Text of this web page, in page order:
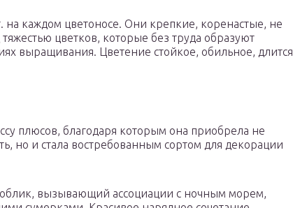
на каждом цветоносе. Они крепкие, коренастые, не
цветков, которые без труда образуют
выращивания. Цветение стойкое, обильное, длится
плюсов, благодаря которым она приобрела не
но и стала востребованным сортом для декорации
вызывающий ассоциации с ночным морем,